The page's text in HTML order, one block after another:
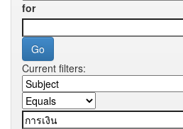
for
Current filters: